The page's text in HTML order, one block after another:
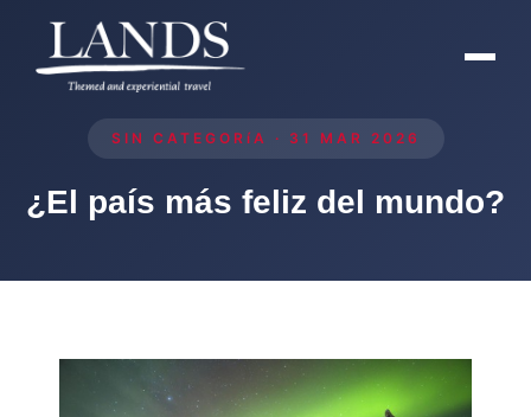
SIN CATEGORíA · 31 MAR 2026
¿El país más feliz del mundo?